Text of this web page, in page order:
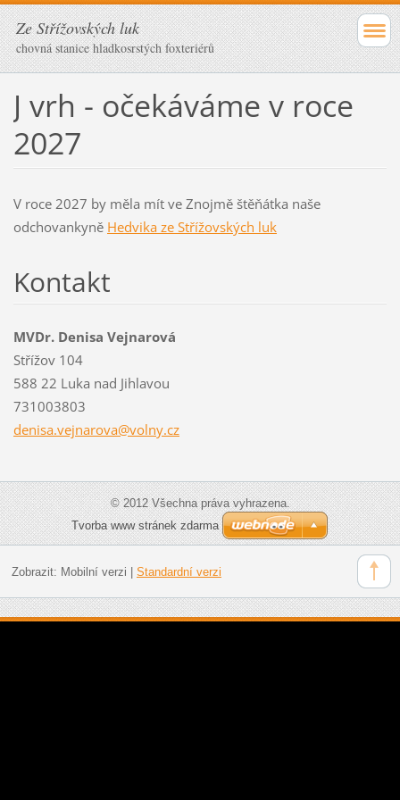
Ze Střížovských luk
chovná stanice hladkosrstých foxteriérů
J vrh - očekáváme v roce
2027
V roce 2027 by měla mít ve Znojmě štěňátka naše
odchovankyně Hedvika ze Střížovských luk
Kontakt
MVDr. Denisa Vejnarová
Střížov 104
588 22 Luka nad Jihlavou
731003803
denisa.vejnarova@volny.cz
© 2012 Všechna práva vyhrazena.
Tvorba www stránek zdarma
Zobrazit: Mobilní verzi Standardní verzi